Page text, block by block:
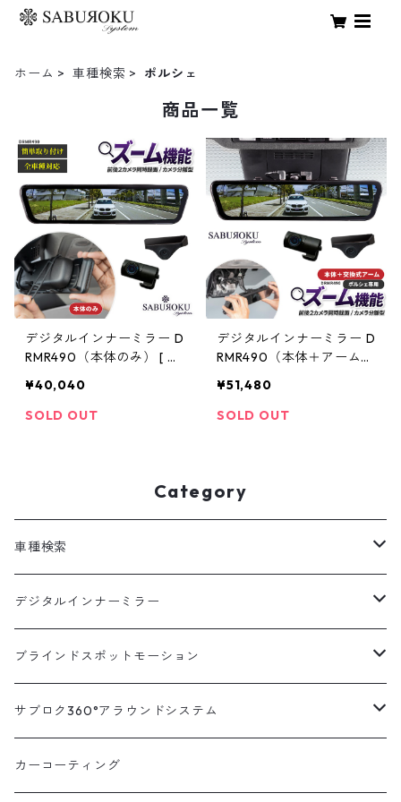
ホーム 車種検索 ポルシェ
商品一覧
デジタルインナーミラー D
RMR490（本体のみ） [ ド
製 ミラー型 車内 カメラ 分
離型 ドラレコ ミラー型 ド
チ 前後同時録画 衝撃検知
¥40,040
SOLD OUT
デジタルインナーミラー D
RMR490（本体＋アーム）
ブレコーダー ミラー製 ミ
ラー型 車内 カメラ 分離型
前後2カメラ 12インチ 前
¥51,480
SOLD OUT
Category
車種検索
汎用
トヨタ
ハイエース200系
アルファード・ヴェルファイア30系
ニッサン
エルグランドE52系
ホンダ
デジタルインナーミラー
汎用キット
車種別対応キット
トヨタ
オプション
ブラインドスポットモーション
汎用キット
車種別ミラー付セット
サブロク360°アラウンドシステム
アラウンドシステム本体
カーコーティング